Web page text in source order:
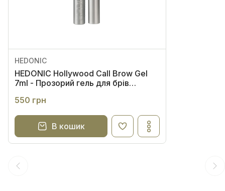
HEDONIC
HEDONIC Hollywood Call Brow Gel
7ml - Прозорий гель для брів
550 грн
В кошик